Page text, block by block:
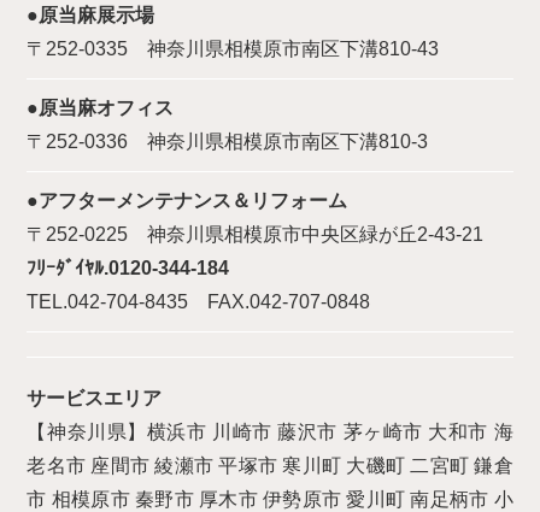
●原当麻展示場
〒252-0335 神奈川県相模原市南区下溝810-43
●原当麻オフィス
〒252-0336 神奈川県相模原市南区下溝810-3
●アフターメンテナンス＆リフォーム
〒252-0225 神奈川県相模原市中央区緑が丘2-43-21
ﾌﾘｰﾀﾞｲﾔﾙ.0120-344-184
TEL.042-704-8435 FAX.042-707-0848
サービスエリア
【神奈川県】横浜市 川崎市 藤沢市 茅ヶ崎市 大和市 海
老名市 座間市 綾瀬市 平塚市 寒川町 大磯町 二宮町 鎌倉
市 相模原市 秦野市 厚木市 伊勢原市 愛川町 南足柄市 小